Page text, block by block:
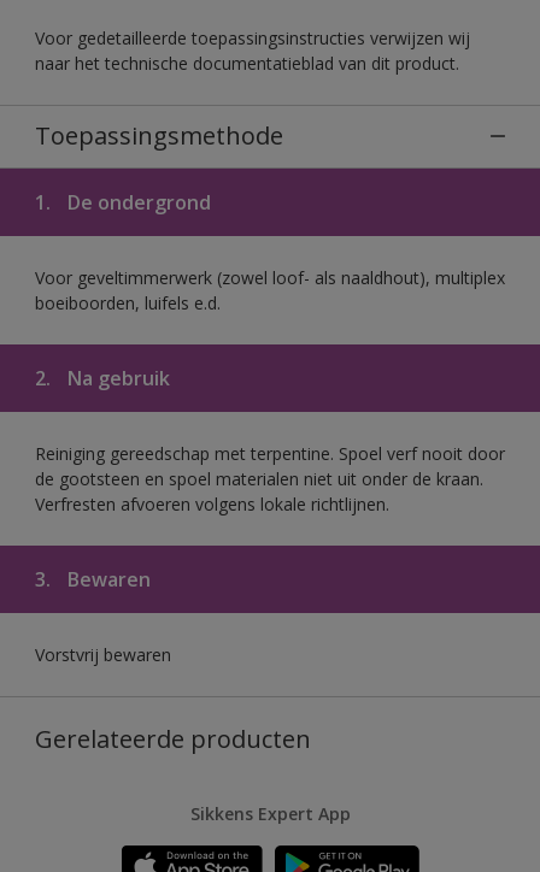
Voor gedetailleerde toepassingsinstructies verwijzen wij
naar het technische documentatieblad van dit product.
Toepassingsmethode
1. De ondergrond
Voor geveltimmerwerk (zowel loof- als naaldhout), multiplex
boeiboorden, luifels e.d.
2. Na gebruik
Reiniging gereedschap met terpentine. Spoel verf nooit door
de gootsteen en spoel materialen niet uit onder de kraan.
Verfresten afvoeren volgens lokale richtlijnen.
3. Bewaren
Vorstvrij bewaren
Gerelateerde producten
Sikkens Expert App